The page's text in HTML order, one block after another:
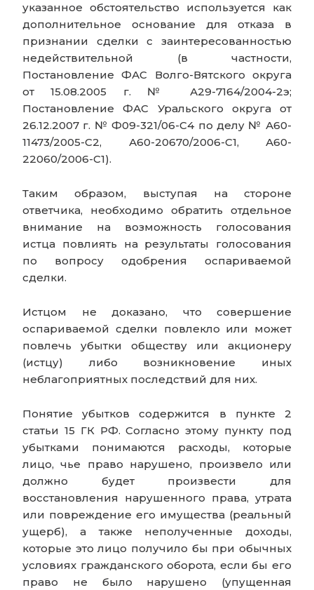
указанное обстоятельство используется как
дополнительное основание для отказа в
признании сделки с заинтересованностью
недействительной (в частности,
Постановление ФАС Волго-Вятского округа
от 15.08.2005 г. № А29-7164/2004-2э;
Постановление ФАС Уральского округа от
26.12.2007 г. № Ф09-321/06-С4 по делу № А60-
11473/2005-С2, А60-20670/2006-С1, А60-
22060/2006-С1).
Таким образом, выступая на стороне
ответчика, необходимо обратить отдельное
внимание на возможность голосования
истца повлиять на результаты голосования
по вопросу одобрения оспариваемой
сделки.
Истцом не доказано, что совершение
оспариваемой сделки повлекло или может
повлечь убытки обществу или акционеру
(истцу) либо возникновение иных
неблагоприятных последствий для них.
Понятие убытков содержится в пункте 2
статьи 15 ГК РФ. Согласно этому пункту под
убытками понимаются расходы, которые
лицо, чье право нарушено, произвело или
должно будет произвести для
восстановления нарушенного права, утрата
или повреждение его имущества (реальный
ущерб), а также неполученные доходы,
которые это лицо получило бы при обычных
условиях гражданского оборота, если бы его
право не было нарушено (упущенная